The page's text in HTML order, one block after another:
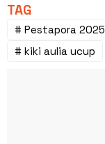
TAG
# Pestapora 2025
# kiki aulia ucup